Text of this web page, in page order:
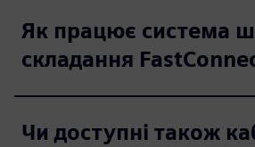
Як працює система
складання
Чи доступні також